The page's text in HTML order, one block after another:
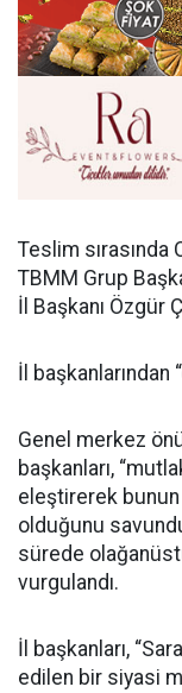
Teslim sırasında
TBMM Grup
İl Başkanı Özgür
İl başkanlarından
Genel merkez
başkanları,
eleştirerek bunun
olduğunu
sürede
vurgulandı.
İl başkanları,
edilen bir siyasi